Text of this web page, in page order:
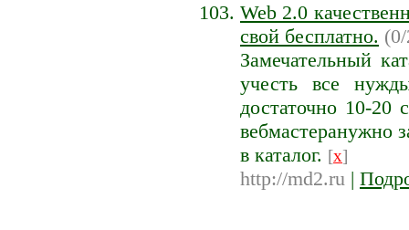
Web 2.0
свой бесплатно.
Замечательный
учесть все
достаточно 10-20
вебмастеранужно
в каталог. [x]
http://md2.ru |